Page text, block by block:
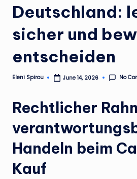
Deutschland:
sicher und
entscheiden
Posted
Eleni Spirou June 14, 2026 No
Rechtlicher
Handeln beim
Kauf